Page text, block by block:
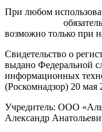
При любом
возможно только при
Свидетельство о
выдано Федеральной
информационных
(Роскомнадзор) 20 мая
Учредитель: ООО
Александр